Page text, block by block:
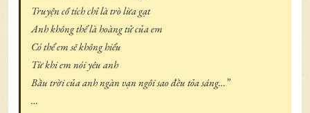
Truyện cổ tích chỉ là trò lừa gạt
Anh không thể là hoàng tử của em
Có thể em sẽ không hiểu
Từ khi em nói yêu anh
Bầu trời của anh ngàn vạn ngôi sao đều tỏa sáng…”
…